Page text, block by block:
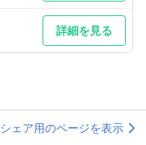
詳細を見る
シェア用のページを表示